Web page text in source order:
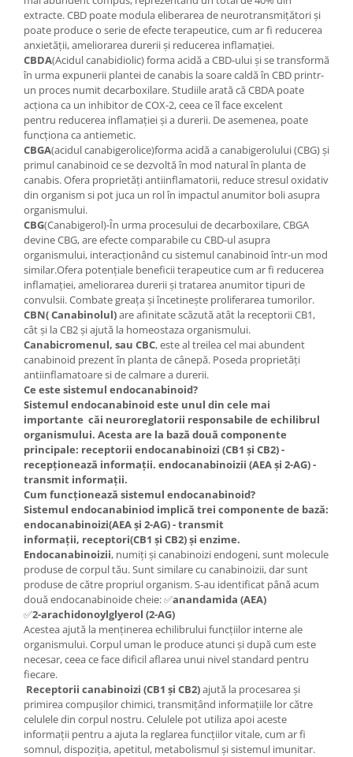
extracte. CBD poate modula eliberarea de neurotransmițători și
poate produce o serie de efecte terapeutice, cum ar fi reducerea
anxietății, ameliorarea durerii și reducerea inflamației.
CBDA(Acidul canabidiolic) forma acidă a CBD-ului și se transformă
în urma expunerii plantei de canabis la soare caldă în CBD printr-
un proces numit decarboxilare. Studiile arată că CBDA poate
acționa ca un inhibitor de COX-2, ceea ce îl face excelent
pentru reducerea inflamației și a durerii. De asemenea, poate
funcționa ca antiemetic.
CBGA(acidul canabigerolice)forma acidă a canabigerolului (CBG) și
primul canabinoid ce se dezvoltă în mod natural în planta de
canabis. Ofera proprietăți antiinflamatorii, reduce stresul oxidativ
din organism si pot juca un rol în impactul anumitor boli asupra
organismului.
CBG(Canabigerol)-În urma procesului de decarboxilare, CBGA
devine CBG, are efecte comparabile cu CBD-ul asupra
organismului, interacționând cu sistemul canabinoid într-un mod
similar.Ofera potențiale beneficii terapeutice cum ar fi reducerea
inflamației, ameliorarea durerii și tratarea anumitor tipuri de
convulsii. Combate greața și încetinește proliferarea tumorilor.
CBN( Canabinolul)are afinitate scăzută atât la receptorii CB1,
cât și la CB2 și ajută la homeostaza organismului.
Canabicromenul, sau CBC, este al treilea cel mai abundent
canabinoid prezent în planta de cânepă. Poseda proprietăți
antiinflamatoare si de calmare a durerii.
Ce este sistemul endocanabinoid?
Sistemul endocanabinoid este unul din cele mai
importante căi neuroreglatorii responsabile de echilibrul
organismului. Acesta are la bază două componente
principale: receptorii endocanabinoizi (CB1 și CB2) -
recepționează informații. endocanabinoizii (AEA și 2-AG) -
transmit informații.
Cum funcționează sistemul endocanabinoid?
Sistemul endocanabiniod implică trei componente de bază:
endocanabinoizi(AEA și 2-AG) - transmit
informații, receptori(CB1 și CB2) și enzime.
Endocanabinoizii, numiți și canabinoizi endogeni, sunt molecule
produse de corpul tău. Sunt similare cu canabinoizii, dar sunt
produse de către propriul organism. S-au identificat până acum
două endocanabinoide cheie: ✅anandamida (AEA)
✅2-arachidonoylglyerol (2-AG)
Acestea ajută la menținerea echilibrului funcțiilor interne ale
organismului. Corpul uman le produce atunci și după cum este
necesar, ceea ce face dificil aflarea unui nivel standard pentru
fiecare.
Receptorii canabinoizi (CB1 și CB2)ajută la procesarea și
primirea compușilor chimici, transmițând informațiile lor către
celulele din corpul nostru. Celulele pot utiliza apoi aceste
informații pentru a ajuta la reglarea funcțiilor vitale, cum ar fi
somnul, dispoziția, apetitul, metabolismul și sistemul imunitar.